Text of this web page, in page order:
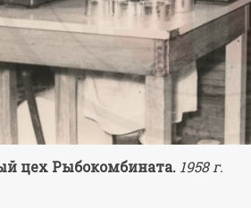
цех Рыбокомбината. 1958 г.